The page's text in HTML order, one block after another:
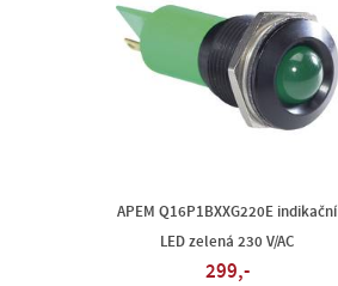
APEM Q16P1BXXG220E indikační
LED zelená 230 V/AC
299,-